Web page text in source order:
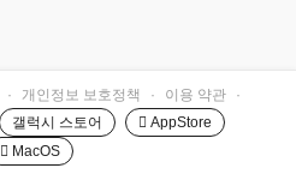
· 개인정보 보호정책 · 이용 약관
·
갤럭시 스토어
 AppStore
 MacOS